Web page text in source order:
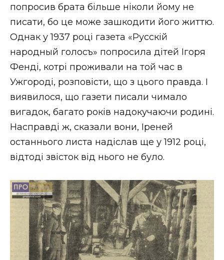
попросив брата більше ніколи йому не
писати, бо це може зашкодити його життю.
Однак у 1937 році газета «Русскій
народный голосъ» попросила дітей Ігоря
Фенді, котрі проживали на той час в
Ужгороді, розповісти, що з цього правда. І
виявилося, що газети писали чимало
вигадок, багато років надокучаючи родині.
Насправді ж, сказали вони, Іреней
останнього листа надіслав ще у 1912 році,
відтоді звісток від нього не було.